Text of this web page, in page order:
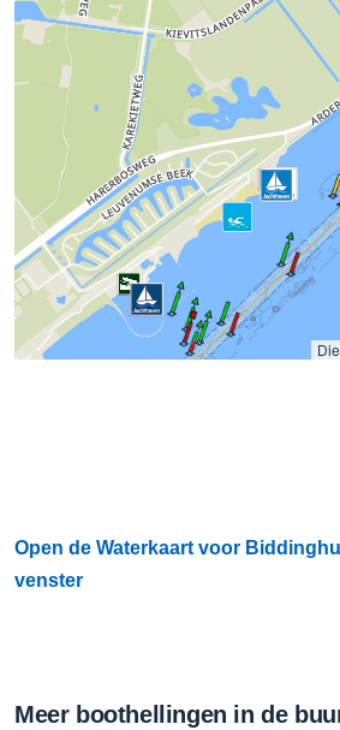
Open de Waterkaart voor
venster
Meer boothellingen in de